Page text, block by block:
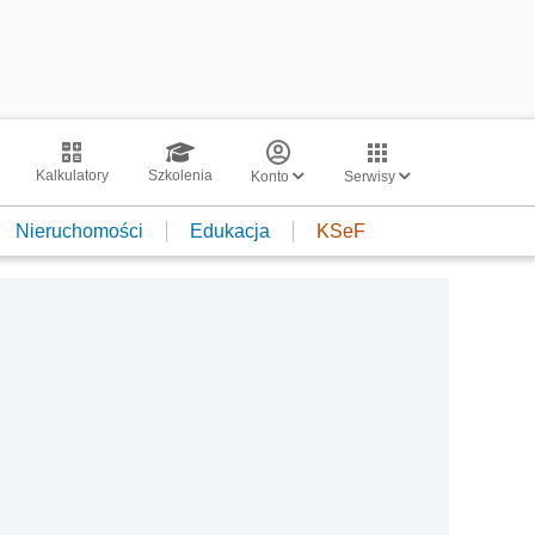
Kalkulatory Szkolenia Konto Serwisy
Nieruchomości Edukacja KSeF